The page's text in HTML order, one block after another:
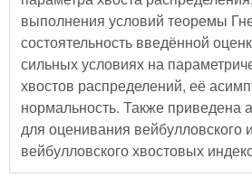
выполнения условий теоремы
состоятельность введённой
сильных условиях на
хвостов распределений, её
нормальность. Также приведена
для оценивания вейбулловского
вейбулловского хвостовых